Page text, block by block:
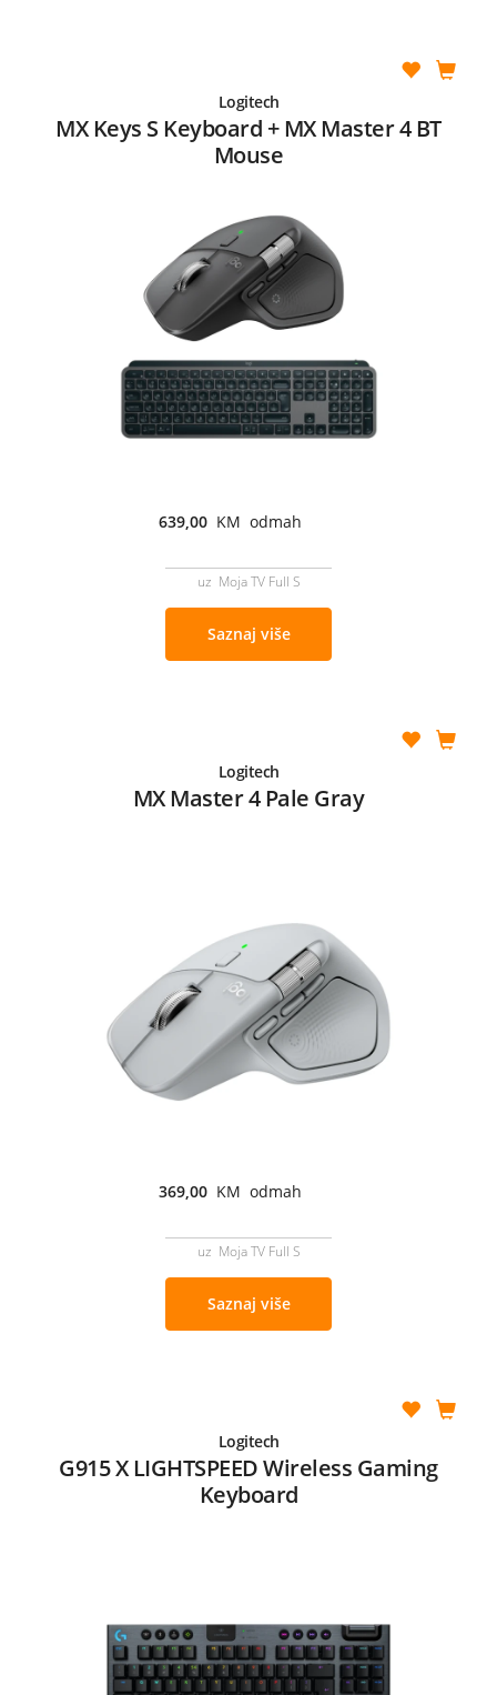
Logitech
MX Keys S Keyboard + MX Master 4 BT
Mouse
639,00 KM odmah
uz Moja TV Full S
Saznaj više
Logitech
MX Master 4 Pale Gray
369,00 KM odmah
uz Moja TV Full S
Saznaj više
Logitech
G915 X LIGHTSPEED Wireless Gaming
Keyboard